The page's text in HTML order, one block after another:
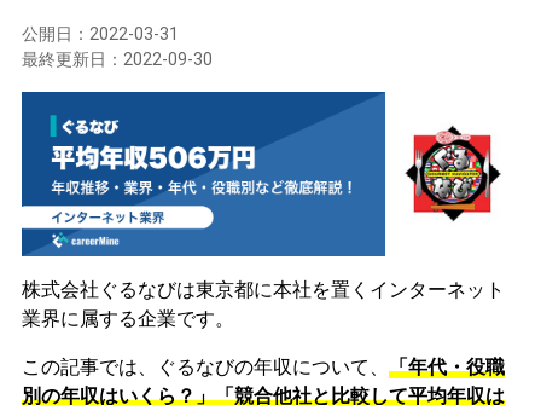
公開日： 2022-03-31
最終更新日： 2022-09-30
株式会社ぐるなびは東京都に本社を置くインターネット
業界に属する企業です。
この記事では、ぐるなびの年収について、 「年代・役職
別の年収はいくら？」「競合他社と比較して平均年収は